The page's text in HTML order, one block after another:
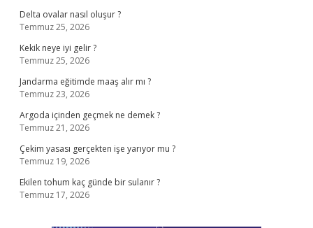
Delta ovalar nasıl oluşur ?
Temmuz 25, 2026
Kekik neye iyi gelir ?
Temmuz 25, 2026
Jandarma eğitimde maaş alır mı ?
Temmuz 23, 2026
Argoda içinden geçmek ne demek ?
Temmuz 21, 2026
Çekim yasası gerçekten işe yarıyor mu ?
Temmuz 19, 2026
Ekilen tohum kaç günde bir sulanır ?
Temmuz 17, 2026